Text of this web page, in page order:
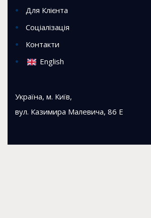
Для Клієнта
Соціалізація
Контакти
English
Україна, м. Київ,
вул. Казимира Малевича, 86 Е